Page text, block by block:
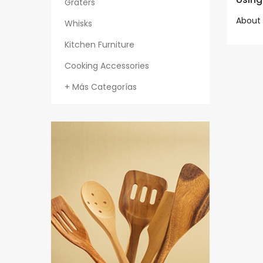
Whisks
Kitchen Furniture
Cooking Accessories
+ Más Categorías
About